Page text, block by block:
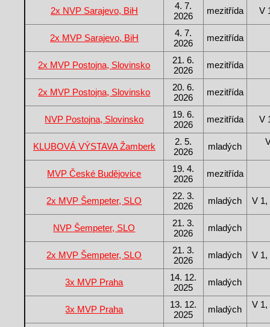
2x NVP Sarajevo, BiH
4. 7.
2026
mezitřída V
2x MVP Sarajevo, BiH
4. 7.
2026
mezitřída
2x MVP Postojna, Slovinsko
21. 6.
2026
mezitřída
2x MVP Postojna, Slovinsko
20. 6.
2026
mezitřída
NVP Postojna, Slovinsko
19. 6.
2026
mezitřída V
KLUBOVÁ VÝSTAVA Žamberk
2. 5.
2026
mladých
MVP České Budějovice
19. 4.
2026
mezitřída
2x MVP Šempeter, SLO
22. 3.
2026
mladých V
NVP Šempeter, SLO
21. 3.
2026
mladých
2x MVP Šempeter, SLO
21. 3.
2026
mladých V
3x MVP Praha
14. 12.
2025
mladých
3x MVP Praha
13. 12.
2025
mladých V